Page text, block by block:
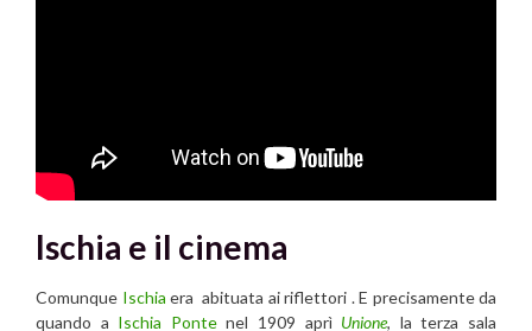
Ischia e il cinema
Comunque Ischia era abituata ai riflettori . E precisamente da
quando a Ischia Pontenel 1909 aprì Unione, la terza sala